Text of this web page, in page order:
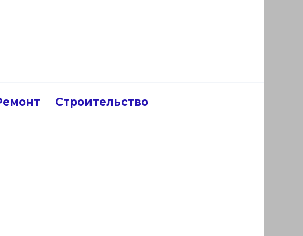
Строительство